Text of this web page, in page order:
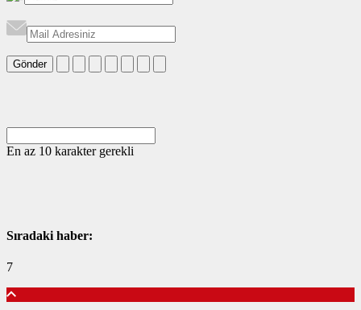
Gönder
En az 10 karakter gerekli
Sıradaki haber:
7